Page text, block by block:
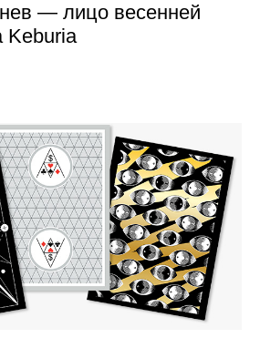
— лицо весенней
Keburia